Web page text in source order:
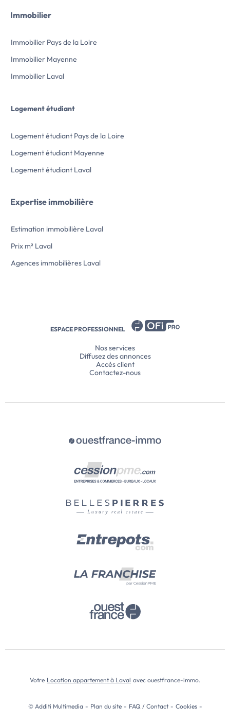
Immobilier
Immobilier Pays de la Loire
Immobilier Mayenne
Immobilier Laval
Logement étudiant
Logement étudiant Pays de la Loire
Logement étudiant Mayenne
Logement étudiant Laval
Expertise immobilière
Estimation immobilière Laval
Prix m² Laval
Agences immobilières Laval
ESPACE PROFESSIONNEL
Nos services
Diffusez des annonces
Accès client
Contactez-nous
Votre Location appartement à Laval avec ouestfrance-immo.
© Additi Multimedia - Plan du site - FAQ / Contact - Cookies -